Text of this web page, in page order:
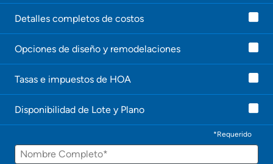
e
e
c
t
Detalles completos de costos
Opciones de diseño y remodelaciones
Tasas e impuestos de HOA
Disponibilidad de Lote y Plano
*Requerido
Nombre